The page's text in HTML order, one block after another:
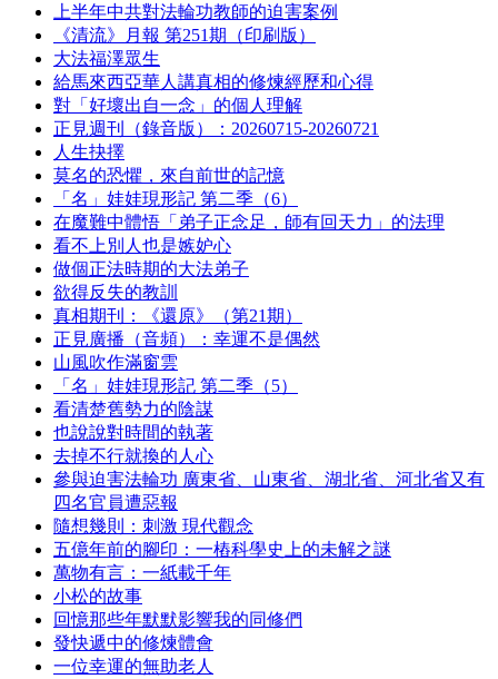
上半年中共對法輪功教師的迫害案例
《清流》月報 第251期（印刷版）
大法福澤眾生
給馬來西亞華人講真相的修煉經歷和心得
對「好壞出自一念」的個人理解
正見週刊（錄音版）：20260715-20260721
人生抉擇
莫名的恐懼，來自前世的記憶
「名」娃娃現形記 第二季（6）
在魔難中體悟「弟子正念足，師有回天力」的法理
看不上別人也是嫉妒心
做個正法時期的大法弟子
欲得反失的教訓
真相期刊：《還原》（第21期）
正見廣播（音頻）：幸運不是偶然
山風吹作滿窗雲
「名」娃娃現形記 第二季（5）
看清楚舊勢力的陰謀
也說說對時間的執著
去掉不行就換的人心
參與迫害法輪功 廣東省、山東省、湖北省、河北省又有
四名官員遭惡報
隨想幾則：刺激 現代觀念
五億年前的腳印：一樁科學史上的未解之謎
萬物有言：一紙載千年
小松的故事
回憶那些年默默影響我的同修們
發快遞中的修煉體會
一位幸運的無助老人